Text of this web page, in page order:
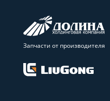
Запчасти от производителя